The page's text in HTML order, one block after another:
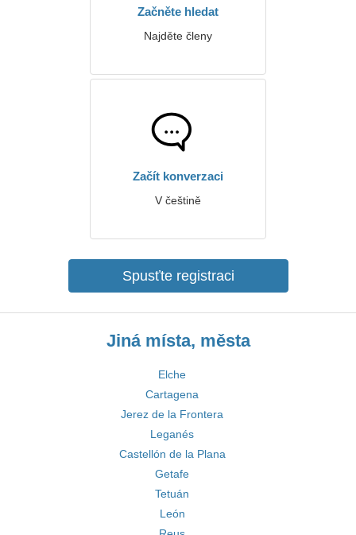
Začněte hledat
Najděte členy
Začít konverzaci
V češtině
Spusťte registraci
Jiná místa, města
Elche
Cartagena
Jerez de la Frontera
Leganés
Castellón de la Plana
Getafe
Tetuán
León